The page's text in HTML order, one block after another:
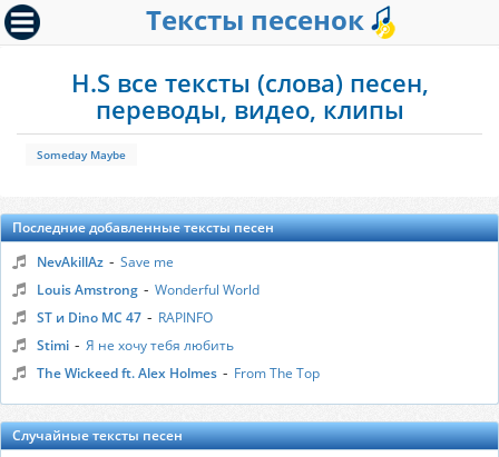
Тексты песенок
H.S все тексты (слова) песен,
переводы, видео, клипы
Someday Maybe
Последние добавленные тексты песен
NevAkillAz - Save me
Louis Amstrong - Wonderful World
ST и Dino MC 47 - RAPINFO
Stimi - Я не хочу тебя любить
The Wickeed ft. Alex Holmes - From The Top
Случайные тексты песен